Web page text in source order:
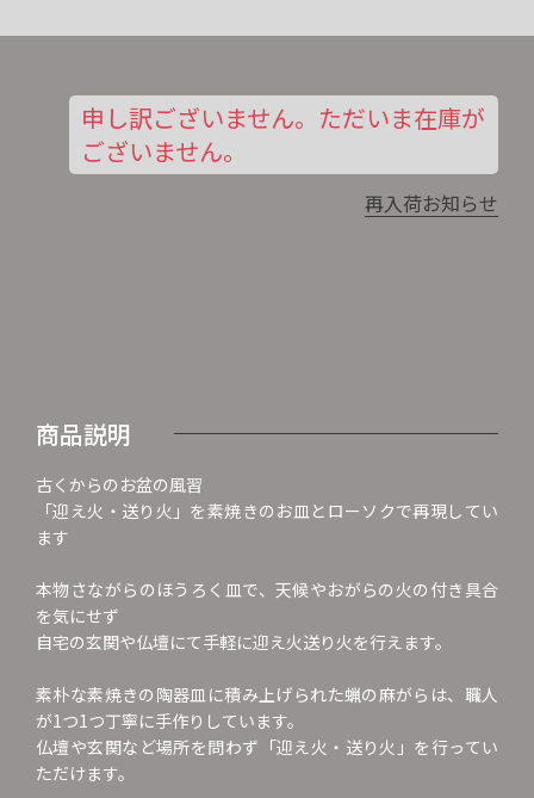
申し訳ございません。ただいま在庫が
ございません。
再入荷お知らせ
商品説明
古くからのお盆の風習
「迎え火・送り火」を素焼きのお皿とローソクで再現してい
ます
本物さながらのほうろく皿で、天候やおがらの火の付き具合
を気にせず
自宅の玄関や仏壇にて手軽に迎え火送り火を行えます。
素朴な素焼きの陶器皿に積み上げられた蝋の麻がらは、職人
が1つ1つ丁寧に手作りしています。
仏壇や玄関など場所を問わず「迎え火・送り火」を行ってい
ただけます。